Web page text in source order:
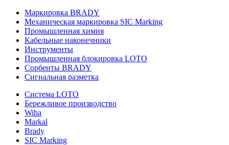
Маркировка BRADY
Механическая маркировка SIC Marking
Промышленная химия
Кабельные наконечники
Инструменты
Промышленная блокировка LOTO
Сорбенты BRADY
Сигнальная разметка
Система LOTO
Бережливое производство
Wiha
Markal
Brady
SIC Marking